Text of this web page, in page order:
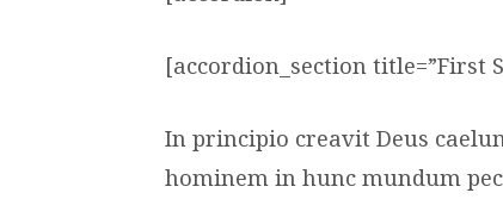
[accordion_section title=”First
In principio creavit Deus
hominem in hunc mundum